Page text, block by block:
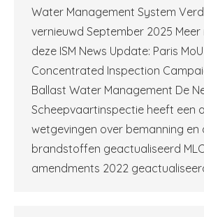
Water Management System
vernieuwd September 2025 Meer
deze ISM News Update: Paris
Concentrated Inspection
Ballast Water Management De
Scheepvaartinspectie heeft een
wetgevingen over bemanning en
brandstoffen geactualiseerd
amendments 2022